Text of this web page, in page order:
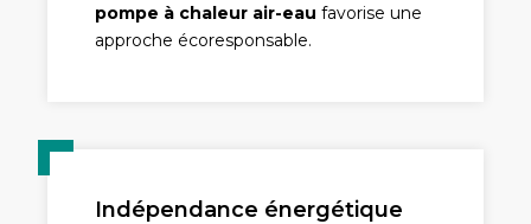
pompe à chaleur air-eau favorise une
approche écoresponsable.
Indépendance énergétique